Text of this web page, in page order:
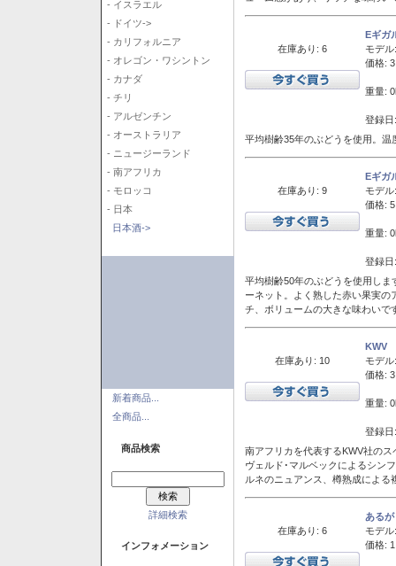
- イスラエル
- ドイツ->
- カリフォルニア
- オレゴン・ワシントン
- カナダ
- チリ
- アルゼンチン
- オーストラリア
- ニュージーランド
- 南アフリカ
- モロッコ
- 日本
日本酒->
新着商品...
全商品...
商品検索
詳細検索
インフォメーション
在庫あり: 6
Eギガ
モデル:
価格:
重量:
登録
平均樹齢35年のぶどうを使用。
在庫あり: 9
Eギガ
モデル:
価格:
重量:
登録
平均樹齢50年のぶどうを使用し
ーネット。よく熟した赤い果実
チ、ボリュームの大きな味わいで
在庫あり: 10
KWV
モデル:
価格:
重量:
登録
南アフリカを代表するKWV社の
ヴェルド･マルベックによるシン
ルネのニュアンス、樽熟成によ
在庫あり: 6
ある
モデル:
価格: